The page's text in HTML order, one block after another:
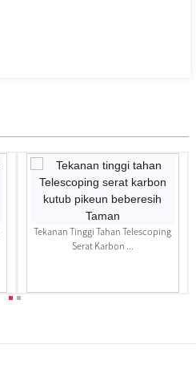
Tekanan Tinggi Tahan Telescoping
Serat Karbon ...